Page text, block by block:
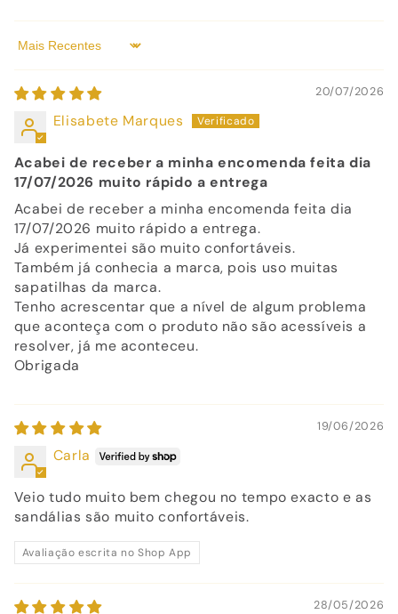
Sort by
20/07/2026
Elisabete Marques
Acabei de receber a minha encomenda feita dia
17/07/2026 muito rápido a entrega
Acabei de receber a minha encomenda feita dia
17/07/2026 muito rápido a entrega.
Já experimentei são muito confortáveis.
Também já conhecia a marca, pois uso muitas
sapatilhas da marca.
Tenho acrescentar que a nível de algum problema
que aconteça com o produto não são acessíveis a
resolver, já me aconteceu.
Obrigada
19/06/2026
Carla
Veio tudo muito bem chegou no tempo exacto e as
sandálias são muito confortáveis.
Avaliação escrita no Shop App
28/05/2026